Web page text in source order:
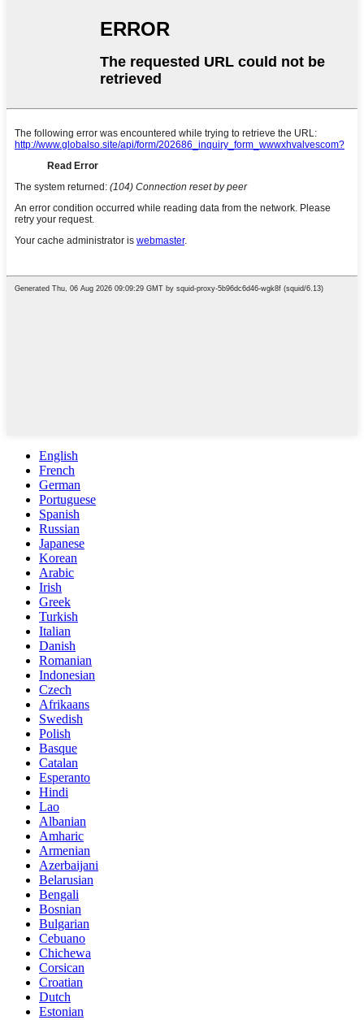
English
French
German
Portuguese
Spanish
Russian
Japanese
Korean
Arabic
Irish
Greek
Turkish
Italian
Danish
Romanian
Indonesian
Czech
Afrikaans
Swedish
Polish
Basque
Catalan
Esperanto
Hindi
Lao
Albanian
Amharic
Armenian
Azerbaijani
Belarusian
Bengali
Bosnian
Bulgarian
Cebuano
Chichewa
Corsican
Croatian
Dutch
Estonian